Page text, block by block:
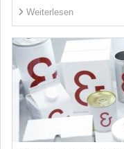
Weiterlesen